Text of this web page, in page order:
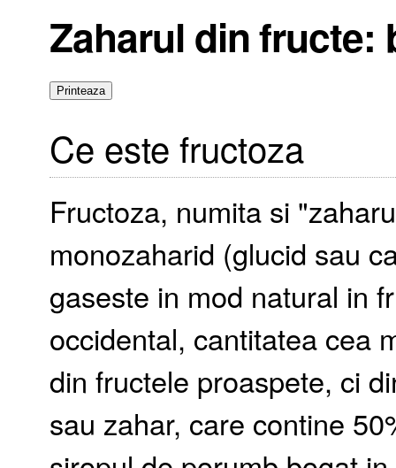
Zaharul din fructe:
Ce este fructoza
Fructoza, numita si
monozaharid (glucid sau
gaseste in mod natural in
occidental, cantitatea cea
din fructele proaspete, ci
sau zahar, care contine